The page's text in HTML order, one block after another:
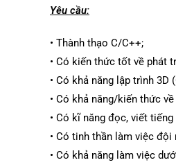
Yêu cầu:
• Thành thạo C/C++;
• Có kiến thức tốt về phát
• Có khả năng lập trình 3D
• Có khả năng/kiến thức
• Có kĩ năng đọc, viết
• Có tinh thần làm việc
• Có khả năng làm việc